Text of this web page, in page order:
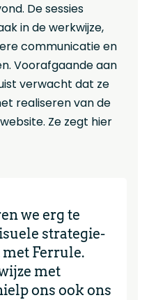
De sessies
in de werkwijze,
communicatie en
Voorafgaande aan
verwacht dat ze
realiseren van de
Ze zegt hier
we erg te
strategie-
Ferrule.
met
ons ook ons